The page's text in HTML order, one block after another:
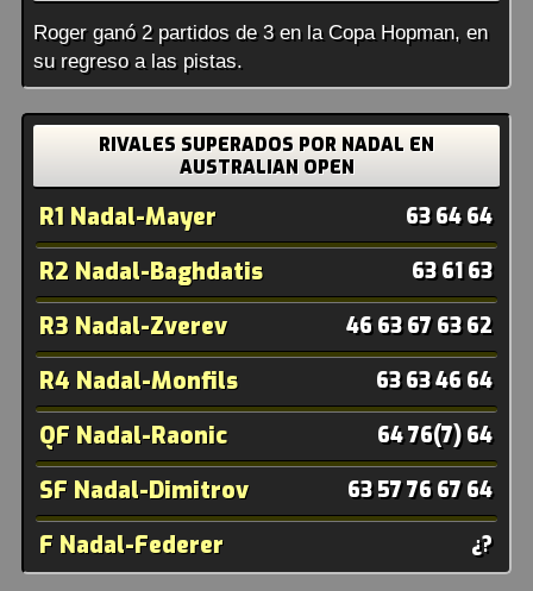
Roger ganó 2 partidos de 3 en la Copa Hopman, en
su regreso a las pistas.
RIVALES SUPERADOS POR NADAL EN
AUSTRALIAN OPEN
R1 Nadal-Mayer 63 64 64
R2 Nadal-Baghdatis 63 61 63
R3 Nadal-Zverev 46 63 67 63 62
R4 Nadal-Monfils 63 63 46 64
QF Nadal-Raonic 64 76(7) 64
SF Nadal-Dimitrov 63 57 76 67 64
F Nadal-Federer ¿?